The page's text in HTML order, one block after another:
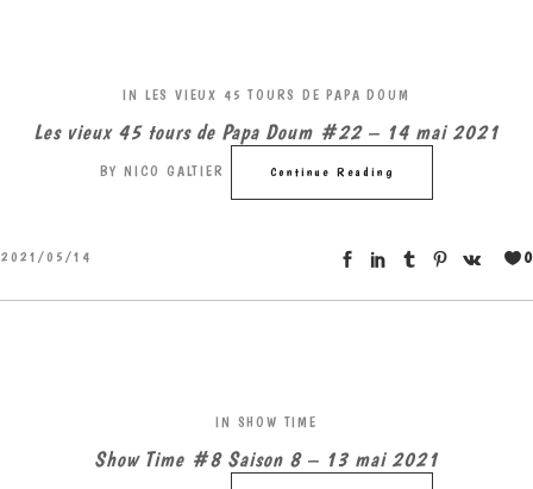
IN LES VIEUX 45 TOURS DE PAPA DOUM
Les vieux 45 tours de Papa Doum #22 – 14 mai 2021
BY NICO GALTIER Continue Reading
2021/05/14 0
IN SHOW TIME
Show Time #8 Saison 8 – 13 mai 2021